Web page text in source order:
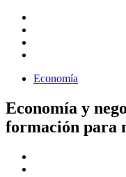
Economía
Economía y
formación para